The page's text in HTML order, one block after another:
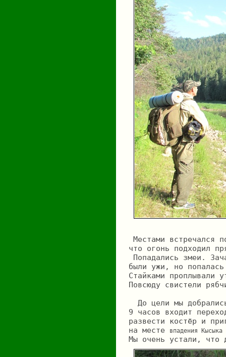
Местами встречался
что огонь подходил
Попадались змеи.
были ужи, но
Стайками
Повсюду свистели
До цели мы
9 часов входит
развести костёр и
на месте
впадения
Мы очень устали, что